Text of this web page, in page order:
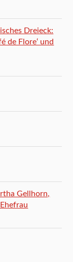
Dreieck:
de Flore‘ und
Gellhorn,